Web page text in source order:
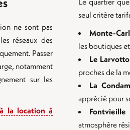
ne sont pas
réseaux des
Passer
notamment
sur les
la location à
seul critère
Monte-
les boutiques
Le Larvotto
proches de la
La
apprécié pour
Fontvieille
atmosphère